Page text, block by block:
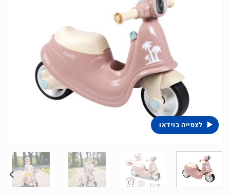
לצפייה בוידאו